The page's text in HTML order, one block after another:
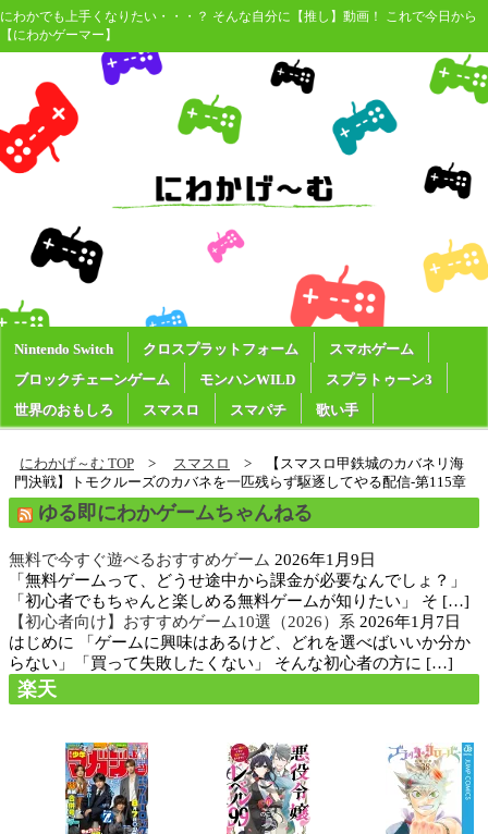
にわかでも上手くなりたい・・・？ そんな自分に【推し】動画！ これで今日から
【にわかゲーマー】
Nintendo Switch クロスプラットフォーム
スマホゲーム
ブロックチェーンゲーム
モンハンWILD
スプラトゥーン3
世界のおもしろ
スマスロ スマパチ 歌い手
にわかげ～む TOP スマスロ
【スマスロ甲鉄城のカバネリ海
門決戦】トモクルーズのカバネを一匹残らず駆逐してやる配信-第115章
ゆる即にわかゲームちゃんねる
無料で今すぐ遊べるおすすめゲーム 2026年1月9日
「無料ゲームって、どうせ途中から課金が必要なんでしょ？」
「初心者でもちゃんと楽しめる無料ゲームが知りたい」 そ […]
【初心者向け】おすすめゲーム10選（2026）系 2026年1月7日
はじめに 「ゲームに興味はあるけど、どれを選べばいいか分か
らない」「買って失敗したくない」 そんな初心者の方に […]
楽天